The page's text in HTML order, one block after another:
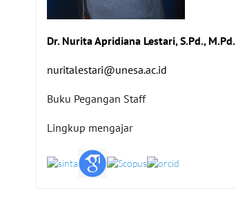
Dr. Nurita Apridiana Lestari, S.Pd., M.Pd.
nuritalestari@unesa.ac.id
Buku Pegangan Staff
Lingkup mengajar